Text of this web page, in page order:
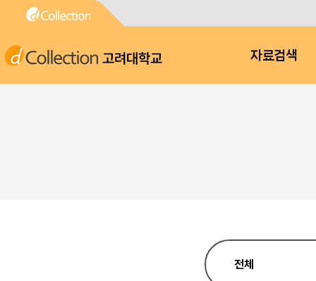
고려대학교 자료검색